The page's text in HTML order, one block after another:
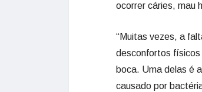
ocorrer cáries, mau
“Muitas vezes, a
desconfortos físicos
boca. Uma delas é
causado por